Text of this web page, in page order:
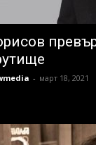
- март 18, 2021